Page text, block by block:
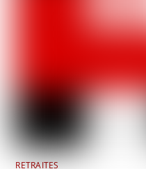
RETRAITES